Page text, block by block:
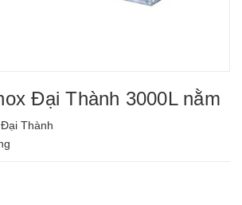
Đại Thành 3000L nằm
Thành